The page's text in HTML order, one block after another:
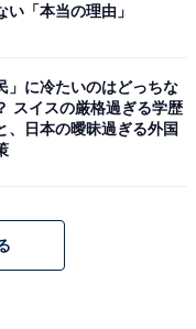
い「本当の理由」
」に冷たいのはどっちな
スイスの厳格過ぎる学歴
、日本の曖昧過ぎる外国